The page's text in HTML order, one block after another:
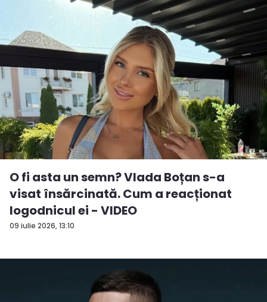
09 iulie 2026, 13:10
O fi asta un semn? Vlada Boțan s-a
visat însărcinată. Cum a reacționat
logodnicul ei - VIDEO